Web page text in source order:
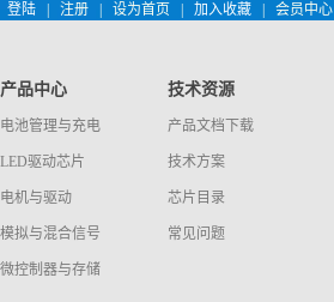
登陆 注册 设为首页 加入收藏 会员中心
产品中心
电池管理与充电
LED驱动芯片
电机与驱动
模拟与混合信号
微控制器与存储
技术资源
产品文档下载
技术方案
芯片目录
常见问题